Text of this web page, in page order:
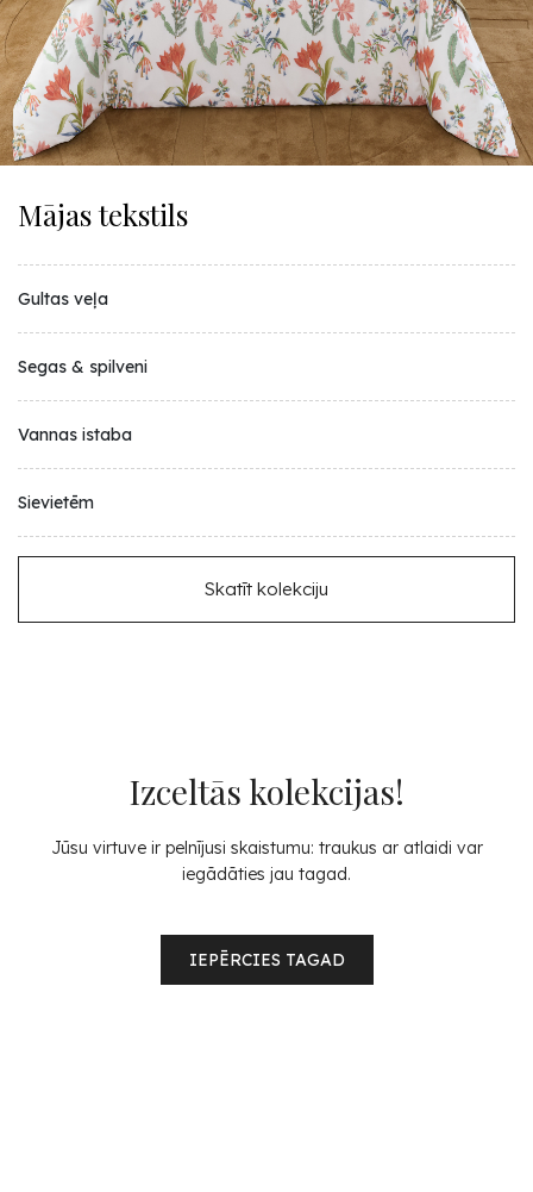
Mājas tekstils
Gultas veļa
Segas & spilveni
Vannas istaba
Sievietēm
Skatīt kolekciju
Izceltās kolekcijas!
Jūsu virtuve ir pelnījusi skaistumu: traukus ar atlaidi var
iegādāties jau tagad.
IEPĒRCIES TAGAD